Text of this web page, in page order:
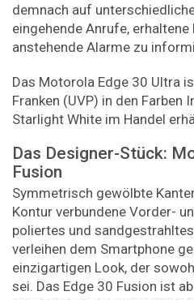
demnach auf
eingehende Anrufe,
anstehende Alarme zu
Das Motorola Edge 30 Ultra
Franken (UVP) in den Farben
Starlight White im Handel
Das Designer-Stück:
Fusion
Symmetrisch gewölbte
Kontur verbundene Vorder-
poliertes und
verleihen dem Smartphone
einzigartigen Look, der
sei. Das Edge 30 Fusion ist